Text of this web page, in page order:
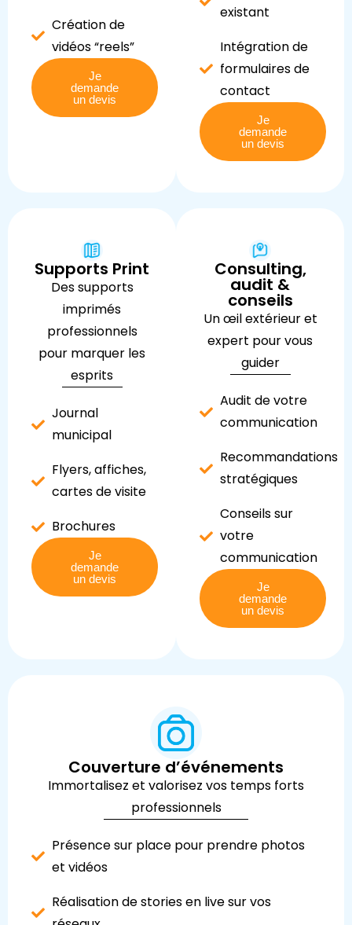
Création de
vidéos “reels”
Je
demande
un devis
existant
Intégration de
formulaires de
contact
Je
demande
un devis
Supports Print
Des supports
imprimés
professionnels
pour marquer les
esprits
Journal
municipal
Flyers, affiches,
cartes de visite
Brochures
Je
demande
un devis
Consulting,
audit &
conseils
Un œil extérieur et
expert pour vous
guider
Audit de votre
communication
Recommandations
stratégiques
Conseils sur
votre
communication
Je
demande
un devis
Couverture d’événements
Immortalisez et valorisez vos temps forts
professionnels
Présence sur place pour prendre photos
et vidéos
Réalisation de stories en live sur vos